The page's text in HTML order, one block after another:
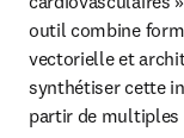
outil combine
vectorielle et
synthétiser cette
partir de multiples